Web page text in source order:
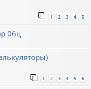
1 2 3 4 5
06ц
1 2 3 4 5 6